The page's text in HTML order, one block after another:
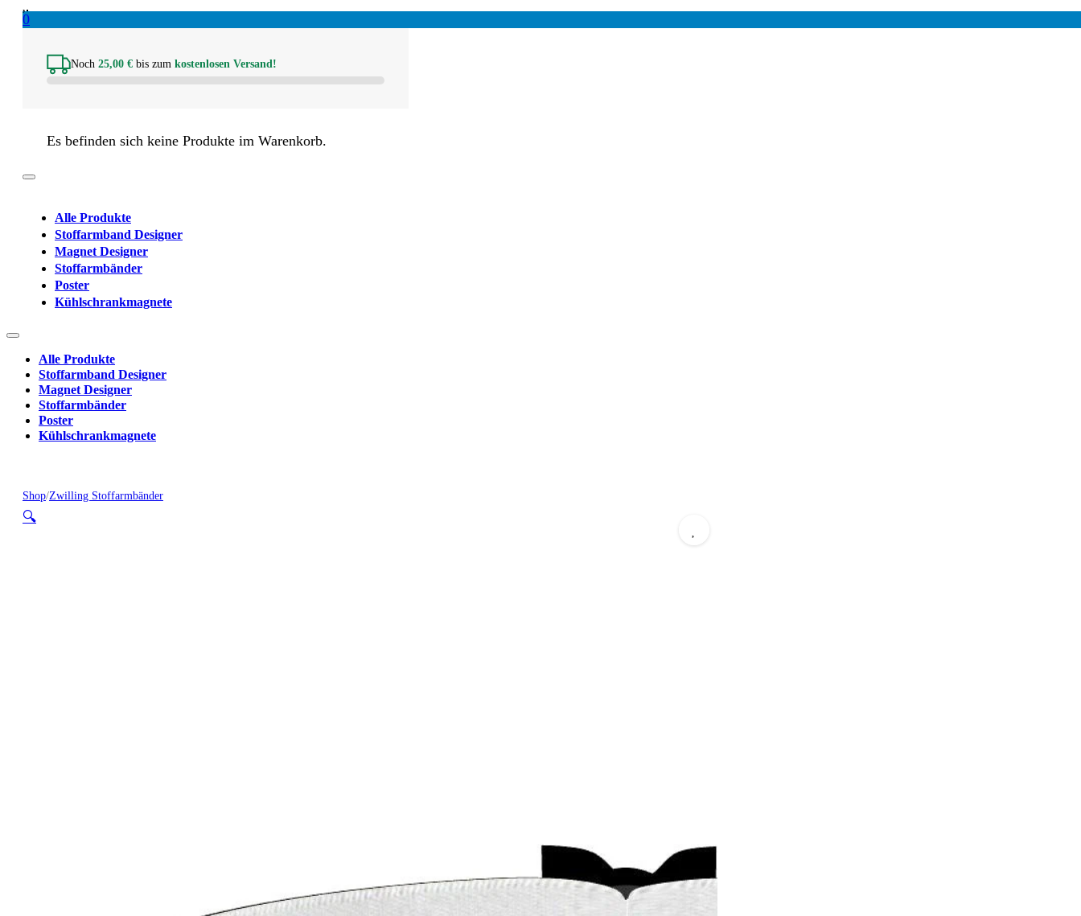
0
Noch 25,00 € bis zum kostenlosen Versand!
Es befinden sich keine Produkte im Warenkorb.
Alle Produkte
Stoffarmband Designer
Magnet Designer
Stoffarmbänder
Poster
Kühlschrankmagnete
Alle Produkte
Stoffarmband Designer
Magnet Designer
Stoffarmbänder
Poster
Kühlschrankmagnete
Shop/Zwilling Stoffarmbänder
🔍